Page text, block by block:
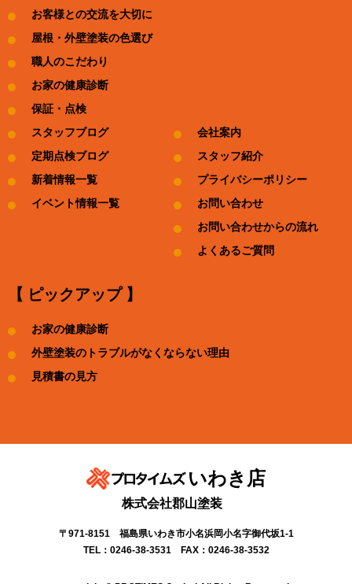
お客様との交流を大切に
屋根・外壁塗装の色選び
職人のこだわり
お家の健康診断
保証・点検
スタッフブログ
定期点検ブログ
新着情報一覧
イベント情報一覧
会社案内
スタッフ紹介
プライバシーポリシー
お問い合わせ
お問い合わせからの流れ
よくあるご質問
【 ピックアップ 】
お家の健康診断
外壁塗装のトラブルがなくならない理由
見積書の見方
いわき店
株式会社郡山塗装
〒971-8151 福島県いわき市小名浜岡小名字御代坂1-1
TEL：0246-38-3531 FAX：0246-38-3532